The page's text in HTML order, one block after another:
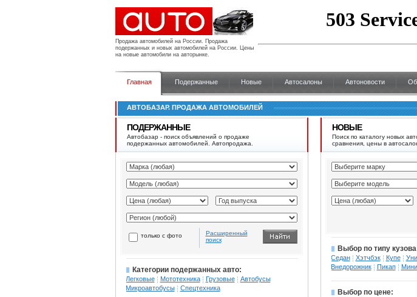
Продажа автомобилей на России. Продажа
подержанных и новых автомобилей на России. Цены
на новые автомобили на авторынке.
Главная Подержанные Новые Автосалоны Автоновости
АВТОБАЗАР. ПРОДАЖА АВТОМОБИЛЕЙ
ПОДЕРЖАННЫЕ
Автобазар - поиск объявлений о продаже
подержанных автомобилей. Автопродажа.
только с фото
Расширенный
поиск
Категории подержанных авто:
Легковые Мототехника Грузовые
Автобусы
Микроавтобусы
Спецтехника
НОВЫЕ
Поиск по каталогу новых
сравнения, цены в
Выбор по типу
Седан Хэтчбэк Купе
Внедорожник
Пикап
Выбор по цене: